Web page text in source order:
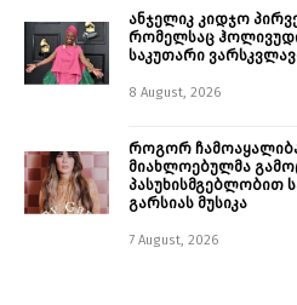
ანჯელიკ კიდჯო
რომელსაც
საკუთარი
8 August, 2026
როგორ
მიახლოებულმა
პასუხისმგებლობით
გარსიას მუსიკა
7 August, 2026